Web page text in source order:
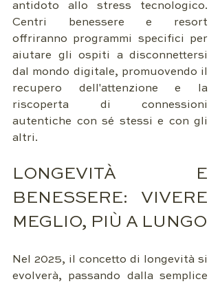
antidoto allo stress tecnologico.
Centri benessere e resort
offriranno programmi specifici per
aiutare gli ospiti a disconnettersi
dal mondo digitale, promuovendo il
recupero dell'attenzione e la
riscoperta di connessioni
autentiche con sé stessi e con gli
altri.
LONGEVITÀ E
BENESSERE: VIVERE
MEGLIO, PIÙ A LUNGO
Nel 2025, il concetto di longevità si
evolverà, passando dalla semplice